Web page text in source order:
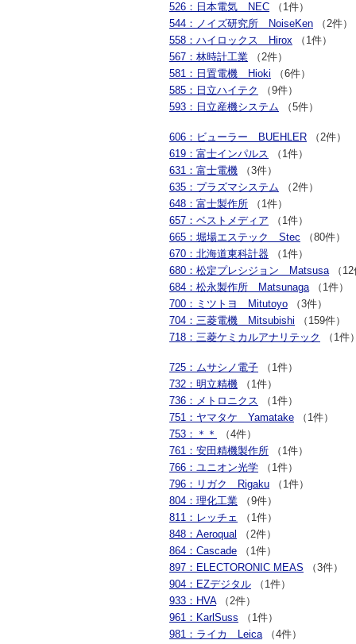
526：日本電気 NEC （1件）
544：ノイズ研究所 NoiseKen （2件）
558：ハイロックス Hirox （1件）
567：林時計工業 （2件）
581：日置電機 Hioki （6件）
585：日立ハイテク
（9件）
593：日立産機システム （5件）
606：ビューラー BUEHLER （2件）
619：富士インパルス （1件）
631：富士電機 （3件）
635：プラズマシステム （2件）
648：富士製作所 （1件）
657：ベストメディア （1件）
665：堀場エステック Stec （80件）
670：北海道東科計器 （1件）
680：松定プレシジョン Matsusa（12
684：松永製作所 Matsunaga（1件）
700：ミツトヨ Mitutoyo （3件）
704：三菱電機 Mitsubishi （159件）
718：三菱ケミカルアナリテック
（1件
725：ムサシノ電子 （1件）
732：明立精機 （1件）
736：メトロニクス （1件）
751：ヤマタケ Yamatake （1件）
753：＊＊
（4件）
761：安田精機製作所 （1件）
766：ユニオン光学 （1件）
796：リガク Rigaku （1件）
804：理化工業 （9件）
811：レッチェ （1件）
848：Aeroqual
（2件）
864：Cascade （1件）
897：ELECTORONIC MEAS （3件）
904：EZデジタル （1件）
933：HVA（2件）
961：KarlSuss （1件）
981：ライカ Leica（4件）